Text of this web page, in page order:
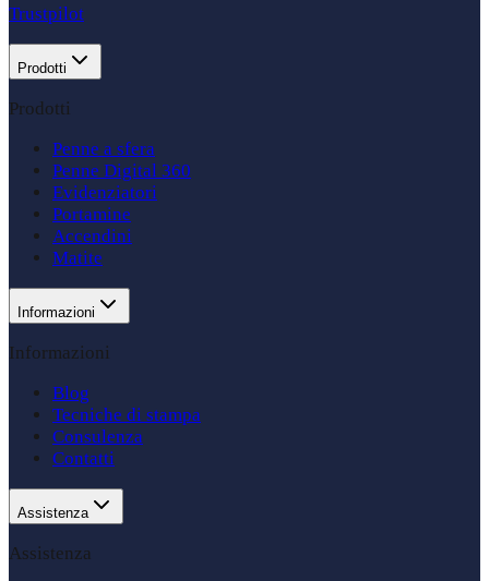
Trustpilot
Prodotti
Prodotti
Penne a sfera
Penne Digital 360
Evidenziatori
Portamine
Accendini
Matite
Informazioni
Informazioni
Blog
Tecniche di stampa
Consulenza
Contatti
Assistenza
Assistenza